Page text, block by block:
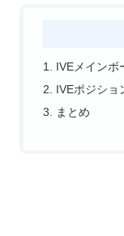
IVEメインボ
IVEポジショ
まとめ